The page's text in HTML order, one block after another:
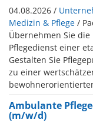
04.08.2026 /
Medizin & Pflege /
Übernehmen Sie
Pflegedienst einer
Gestalten Sie
zu einer
Ambulante
(m/w/d)